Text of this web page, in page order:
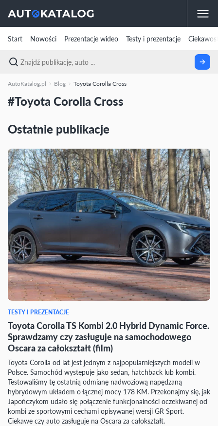
Start Nowości Prezentacje wideo Testy i prezentacje
AutoKatalog.pl Blog Toyota Corolla Cross
#Toyota Corolla Cross
Ostatnie publikacje
TESTY I PREZENTACJE
Toyota Corolla TS Kombi 2.0 Hybrid Dynamic Force.
Sprawdzamy czy zasługuje na samochodowego
Oscara za całokształt (film)
Toyota Corolla od lat jest jednym z najpopularniejszych modeli w
Polsce. Samochód występuje jako sedan, hatchback lub kombi.
Testowaliśmy tę ostatnią odmianę nadwoziową napędzaną
hybrydowym układem o łącznej mocy 178 KM. Przekonajmy się, jak
Japończykom udało się połączenie funkcjonalności oczekiwanej od
kombi ze sportowymi cechami opisywanej wersji GR Sport.
Ciekawe czy auto zasługuje na Oscara za całokształt.